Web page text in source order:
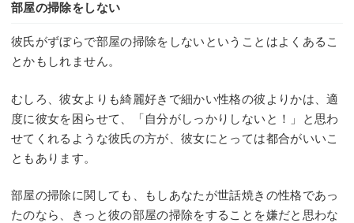
部屋の掃除をしない
彼氏がずぼらで部屋の掃除をしないということはよくあるこ
とかもしれません。
むしろ、彼女よりも綺麗好きで細かい性格の彼よりかは、適
度に彼女を困らせて、「自分がしっかりしないと！」と思わ
せてくれるような彼氏の方が、彼女にとっては都合がいいこ
ともあります。
部屋の掃除に関しても、もしあなたが世話焼きの性格であっ
たのなら、きっと彼の部屋の掃除をすることを嫌だと思わな